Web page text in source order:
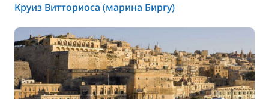
Круиз Витториоса (марина Биргу)